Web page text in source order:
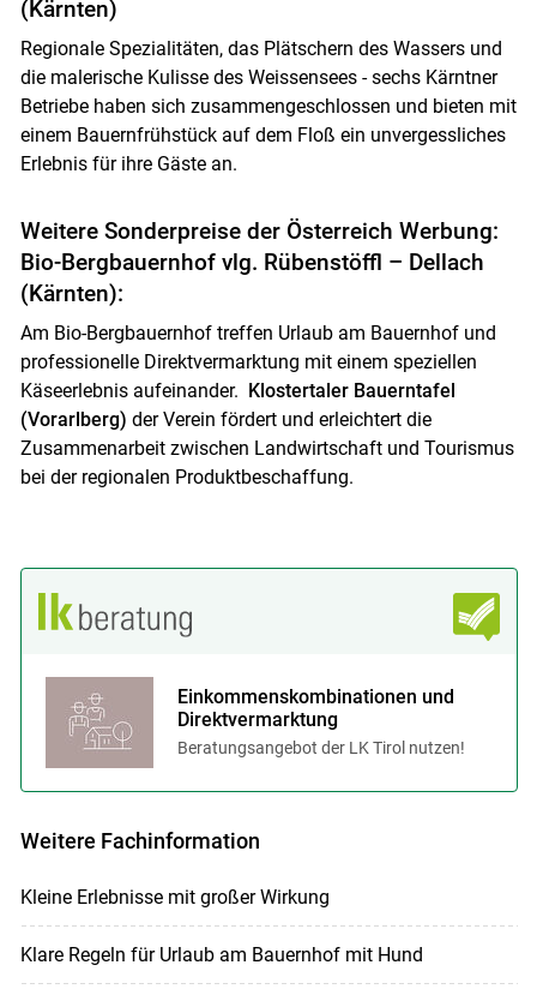
(Kärnten)
Regionale Spezialitäten, das Plätschern des Wassers und
die malerische Kulisse des Weissensees - sechs Kärntner
Betriebe haben sich zusammengeschlossen und bieten mit
einem Bauernfrühstück auf dem Floß ein unvergessliches
Erlebnis für ihre Gäste an.
Weitere Sonderpreise der Österreich Werbung:
Bio-Bergbauernhof vlg. Rübenstöffl – Dellach
(Kärnten):
Am Bio-Bergbauernhof treffen Urlaub am Bauernhof und
professionelle Direktvermarktung mit einem speziellen
Käseerlebnis aufeinander.
Klostertaler Bauerntafel
(Vorarlberg) der Verein fördert und erleichtert die
Zusammenarbeit zwischen Landwirtschaft und Tourismus
bei der regionalen Produktbeschaffung.
Einkommenskombinationen und
Direktvermarktung
Beratungsangebot der LK Tirol nutzen!
Weitere Fachinformation
Kleine Erlebnisse mit großer Wirkung
Klare Regeln für Urlaub am Bauernhof mit Hund